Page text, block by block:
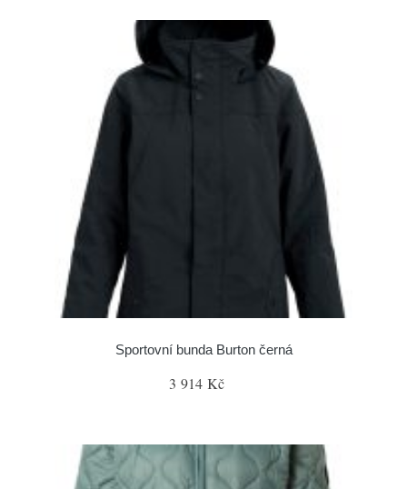
Sportovní bunda Burton černá
3 914 Kč